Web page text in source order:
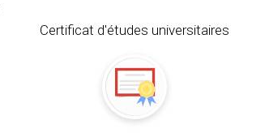
Certificat d'études universitaires